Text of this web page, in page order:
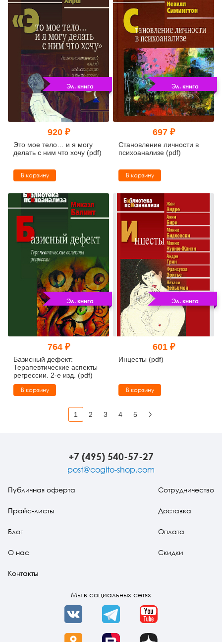
Эл. книга
920 ₽
Это мое тело… и я могу
делать с ним что хочу (pdf)
В корзину
Эл. книга
697 ₽
Становление личности в
психоанализе (pdf)
В корзину
Эл. книга
764 ₽
Базисный дефект:
Терапевтические аспекты
регрессии. 2-е изд. (pdf)
В корзину
Эл. книга
601 ₽
Инцесты (pdf)
В корзину
1 2 3 4 5
+7 (495) 540-57-27
post@cogito-shop.com
Публичная оферта
Прайс-листы
Блог
О нас
Контакты
Сотрудничество
Доставка
Оплата
Скидки
Мы в социальных сетях
VK Telegram YouTube